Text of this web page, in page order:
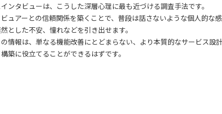
ンタビューは、こうした深層心理に最も近づける調査手法です。
ュアーとの信頼関係を築くことで、普段は話さないような個人的な
とした不安、憧れなどを引き出せます。
情報は、単なる機能改善にとどまらない、より本質的なサービス設
築に役立てることができるはずです。